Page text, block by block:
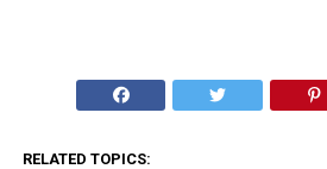
RELATED TOPICS: